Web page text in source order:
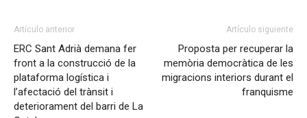
Artículo anterior
ERC Sant Adrià demana fer
front a la construcció de la
plataforma logística i
l’afectació del trànsit i
deteriorament del barri de La
Artículo siguiente
Proposta per recuperar la
memòria democràtica de les
migracions interiors durant el
franquisme